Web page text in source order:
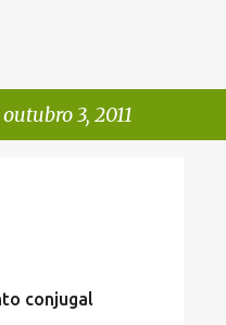
3, 2011
conjugal